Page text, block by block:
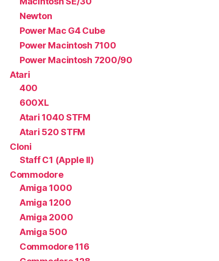
Newton
Power Mac G4 Cube
Power Macintosh 7100
Power Macintosh 7200/90
Atari
400
600XL
Atari 1040 STFM
Atari 520 STFM
Cloni
Staff C1 (Apple II)
Commodore
Amiga 1000
Amiga 1200
Amiga 2000
Amiga 500
Commodore 116